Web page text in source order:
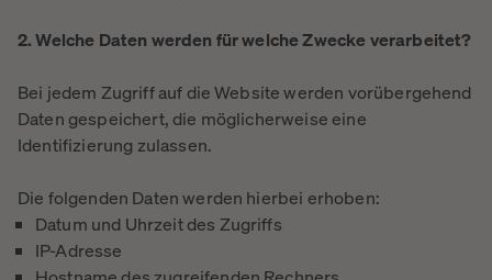
2. Welche Daten werden für welche Zwecke verarbeitet?
Bei jedem Zugriff auf die Website werden vorübergehend
Daten gespeichert, die möglicherweise eine
Identifizierung zulassen.
Die folgenden Daten werden hierbei erhoben:
Datum und Uhrzeit des Zugriffs
IP-Adresse